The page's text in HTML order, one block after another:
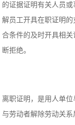
的证据证明有关人员
解员工开具在职证明
合条件的及时开具相
断拒绝。
离职证明，是用人单
与劳动者解除劳动关